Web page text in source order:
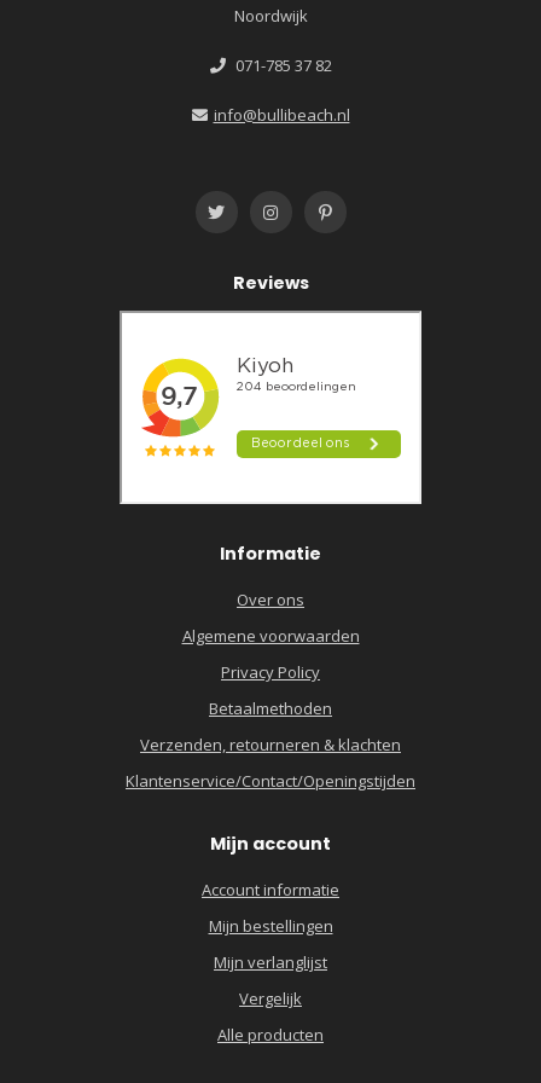
Noordwijk
071-785 37 82
info@bullibeach.nl
Reviews
Informatie
Over ons
Algemene voorwaarden
Privacy Policy
Betaalmethoden
Verzenden, retourneren & klachten
Klantenservice/Contact/Openingstijden
Mijn account
Account informatie
Mijn bestellingen
Mijn verlanglijst
Vergelijk
Alle producten